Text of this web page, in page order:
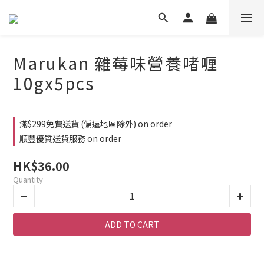
Marukan 雜莓味營養啫喱
10gx5pcs
滿$299免費送貨 (偏遠地區除外) on order
順豐優質送貨服務 on order
HK$36.00
Quantity
ADD TO CART